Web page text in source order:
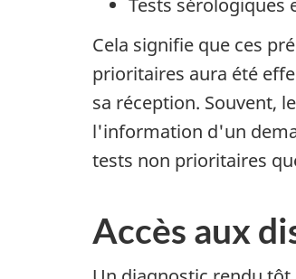
Tests sérologiques
Cela signifie que ces
prioritaires aura été
sa réception. Souvent,
l'information d'un
tests non prioritaires
Accès aux